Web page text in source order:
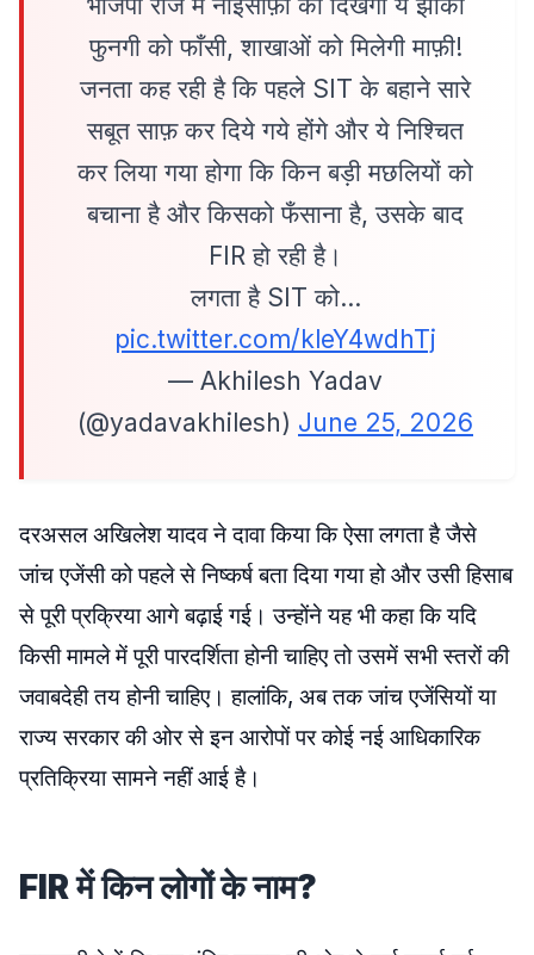
फुनगी को फाँसी, शाखाओं को मिलेगी माफ़ी!
जनता कह रही है कि पहले SIT के बहाने सारे
सबूत साफ़ कर दिये गये होंगे और ये निश्चित
कर लिया गया होगा कि किन बड़ी मछलियों को
बचाना है और किसको फँसाना है, उसके बाद
FIR हो रही है।
लगता है SIT को…
pic.twitter.com/kleY4wdhTj
— Akhilesh Yadav
(@yadavakhilesh) June 25, 2026
दरअसल अखिलेश यादव ने दावा किया कि ऐसा लगता है जैसे
जांच एजेंसी को पहले से निष्कर्ष बता दिया गया हो और उसी हिसाब
से पूरी प्रक्रिया आगे बढ़ाई गई। उन्होंने यह भी कहा कि यदि
किसी मामले में पूरी पारदर्शिता होनी चाहिए तो उसमें सभी स्तरों की
जवाबदेही तय होनी चाहिए। हालांकि, अब तक जांच एजेंसियों या
राज्य सरकार की ओर से इन आरोपों पर कोई नई आधिकारिक
प्रतिक्रिया सामने नहीं आई है।
FIR में किन लोगों के नाम?